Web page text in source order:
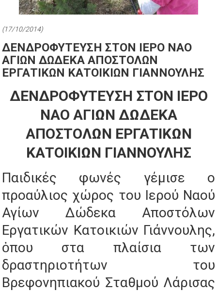
(17/10/2014)
ΔΕΝΔΡΟΦΥΤΕΥΣΗ ΣΤΟΝ ΙΕΡΟ ΝΑΟ
ΑΓΙΩΝ ΔΩΔΕΚΑ ΑΠΟΣΤΟΛΩΝ
ΕΡΓΑΤΙΚΩΝ ΚΑΤΟΙΚΙΩΝ ΓΙΑΝΝΟΥΛΗΣ
ΔΕΝΔΡΟΦΥΤΕΥΣΗ ΣΤΟΝ ΙΕΡΟ
ΝΑΟ ΑΓΙΩΝ ΔΩΔΕΚΑ
ΑΠΟΣΤΟΛΩΝ ΕΡΓΑΤΙΚΩΝ
ΚΑΤΟΙΚΙΩΝ ΓΙΑΝΝΟΥΛΗΣ
Παιδικές φωνές γέμισε ο
προαύλιος χώρος του Ιερού Ναού
Αγίων Δώδεκα Αποστόλων
Εργατικών Κατοικιών Γιάννουλης,
ὀπου στα πλαίσια των
δραστηριοτήτων του
Βρεφονηπιακού Σταθμού Λάρισας